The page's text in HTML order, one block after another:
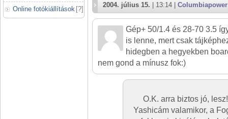
Online fotókiállítások [?]
2004. július 15. | 13:14 | Columbiapower
Gép+ 50/1.4 és 28-70 3.5
is lenne, mert csak
hidegben a hegyekben
nem gond a mínusz fok:)
O.K. arra biztos jó,
Yashicám valamikor, a